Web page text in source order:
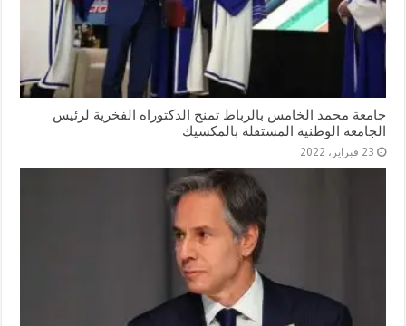
جامعة محمد الخامس بالرباط تمنح الدكتوراه الفخرية لرئيس
الجامعة الوطنية المستقلة بالمكسيك
23 فبراير، 2022